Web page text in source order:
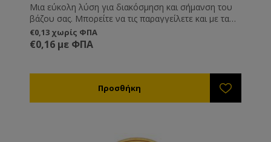
Μια εύκολη λύση για διακόσμηση και σήμανση του
βάζου σας. Μπορείτε να τις παραγγείλετε και με τα
στοιχεία σας εκτυπωμένα, καθώς και ημερομηνία
παραγωγής, λήξης και καθαρό βάρος.
€0,13 χωρίς ΦΠΑ
€0,16 με ΦΠΑ